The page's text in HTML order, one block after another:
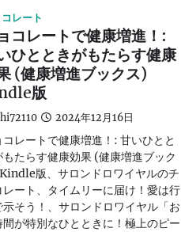
レート
コレートで健康増進！:
ひとときがもたらす健康
(健康増進ブックス)
版
2024年12月16日
コレートで健康増進！: 甘いひとと
もたらす健康効果 (健康増進ブック
版、サロンドロワイヤルのチ
レート、タイムリーに届け！愛は行
示そう！、サロンドロワイヤル「お
間が特別なひとときに！極上のピー